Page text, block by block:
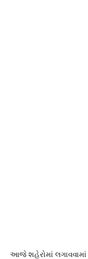
આજે શહેરોમાં લગાવવામાં